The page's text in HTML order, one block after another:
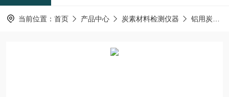
当前位置： 首页 产品中心 炭素材料检测仪器 铝用炭块空气反应测试仪